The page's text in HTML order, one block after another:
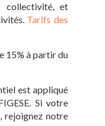
collectivité, et
Tarifs des
15% à partir du
est appliqué
Si votre
rejoignez notre